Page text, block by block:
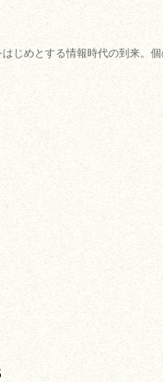
じめとする情報時代の到来。